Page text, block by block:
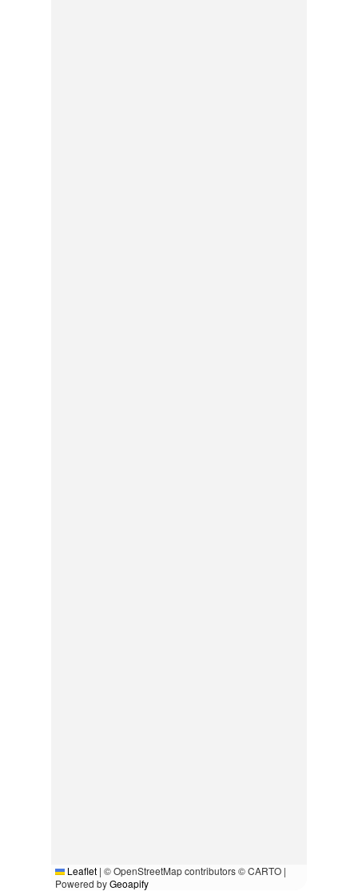
Leaflet | © OpenStreetMap contributors © CARTO |
Powered byGeoapify